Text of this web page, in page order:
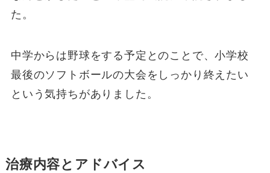
た。
中学からは野球をする予定とのことで、小学校
最後のソフトボールの大会をしっかり終えたい
という気持ちがありました。
治療内容とアドバイス